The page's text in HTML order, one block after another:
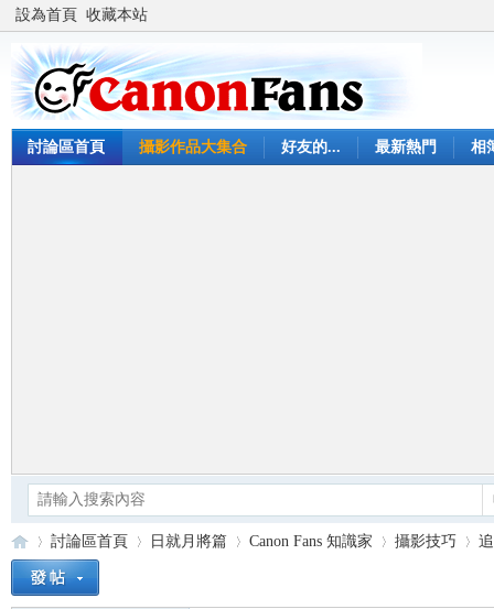
設為首頁 收藏本站
討論區首頁 攝影作品大集合 好友的... 最新熱門 相
討論區首頁 日就月將篇 Canon Fans 知識家 攝影技巧